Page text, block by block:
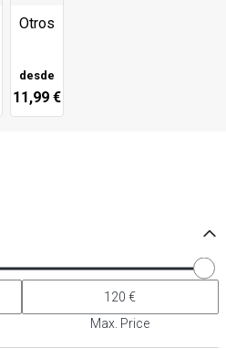
Otros
desde
11,99 €
Max. Price